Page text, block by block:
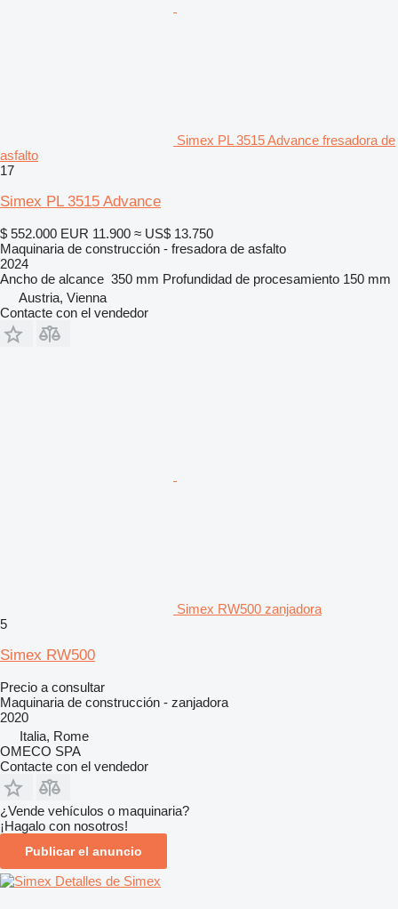
Simex PL 3515 Advance fresadora de
asfalto
17
Simex PL 3515 Advance
$ 552.000 EUR 11.900 ≈ US$ 13.750
Maquinaria de construcción - fresadora de asfalto
2024
Ancho de alcance 350 mm Profundidad de procesamiento 150 mm
Austria, Vienna
Contacte con el vendedor
Simex RW500 zanjadora
5
Simex RW500
Precio a consultar
Maquinaria de construcción - zanjadora
2020
Italia, Rome
OMECO SPA
Contacte con el vendedor
¿Vende vehículos o maquinaria?
¡Hagalo con nosotros!
Publicar el anuncio
Detalles de Simex